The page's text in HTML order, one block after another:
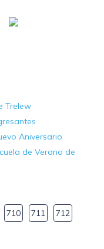
Trelew
Aniversario
de Verano de
710 711 712